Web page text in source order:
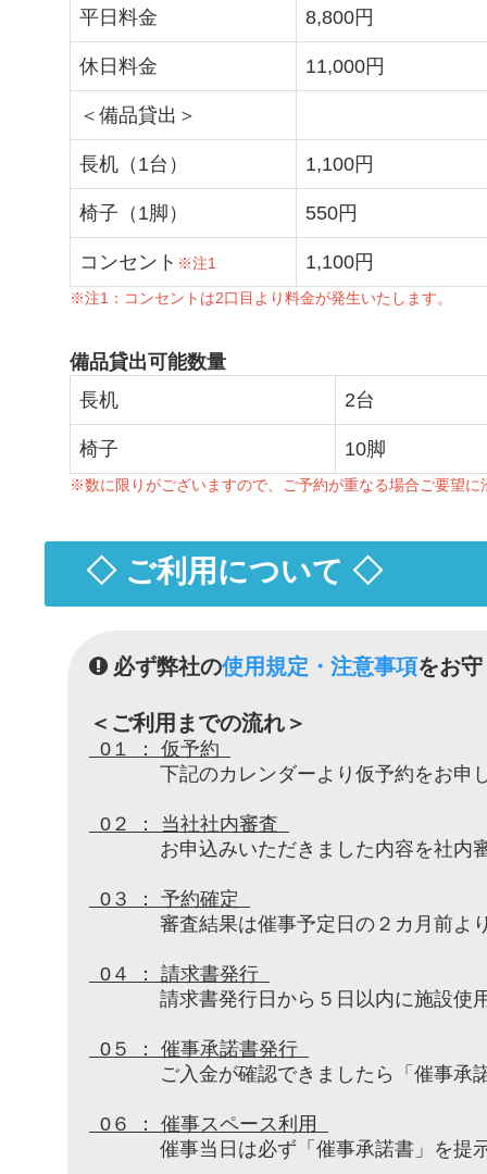
平日料金 8,800円
休日料金 11,000円
＜備品貸出＞
長机（1台） 1,100円
椅子（1脚） 550円
コンセント ※注1 1,100円
※注1：コンセントは2口目より料金が発生いたします。
備品貸出可能数量
長机
2台
椅子 10脚
※数に限りがございますので、ご予約が重なる場合ご要望に
◇ ご利用について ◇
必ず弊社の使用規定・注意事項をお
＜ご利用までの流れ＞
0１ ： 仮予約
下記のカレンダーより仮予約をお申し
0２ ： 当社社内審査
お申込みいただきました内容を社内審
0３ ： 予約確定
審査結果は催事予定日の２カ月前より
0４ ： 請求書発行
請求書発行日から５日以内に施設使用
0５ ： 催事承諾書発行
ご入金が確認できましたら「催事承諾
0６ ： 催事スペース利用
催事当日は必ず「催事承諾書」を提示